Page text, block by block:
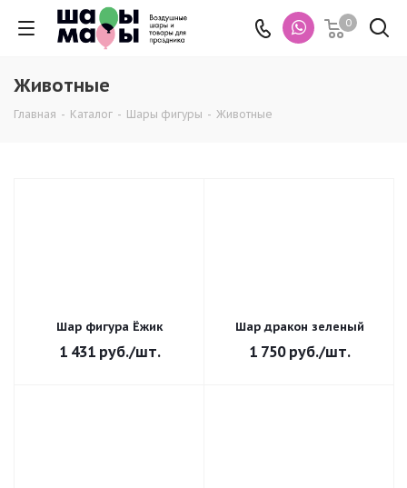
0
Животные
Главная - Каталог - Шары фигуры - Животные
Шар фигура Ёжик
1 431руб./шт.
Шар дракон зеленый
1 750руб./шт.